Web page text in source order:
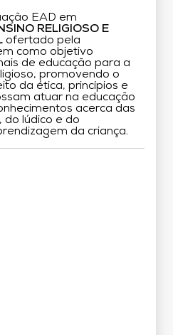
EAD em
RELIGIOSO E
ofertado pela
como objetivo
de educação para a
promovendo o
da ética, princípios e
atuar na educação
acerca das
do lúdico e do
da criança.